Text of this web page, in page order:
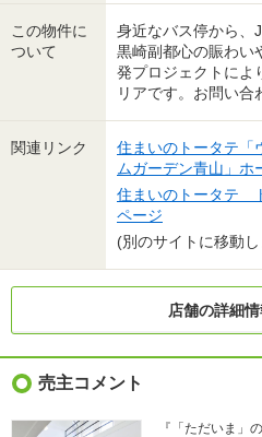
この物件に
ついて
身近なバス停から、
黒崎副都心の賑わい
発プロジェクトによ
リアです。お問い合
関連リンク
住まいのトータテ「
ムガーデン青山」ホ
住まいのトータテ
ページ
(別のサイトに移動
店舗の詳細
売主コメント
『「ただいま」